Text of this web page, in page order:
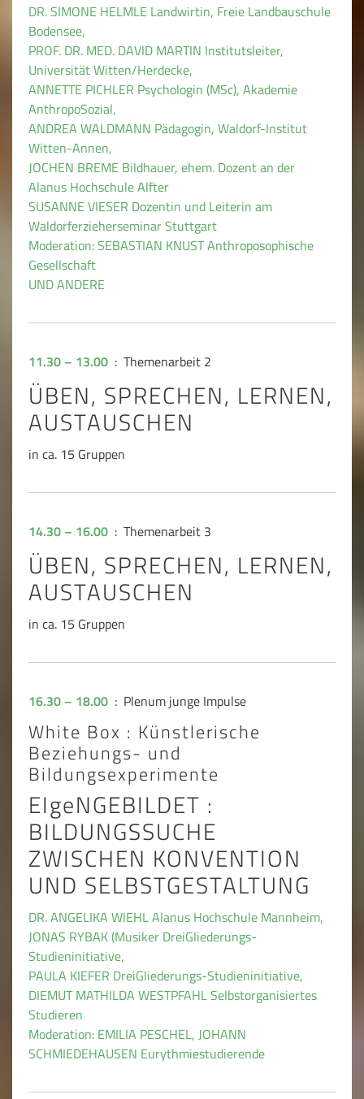
DR. SIMONE HELMLE Landwirtin, Freie Landbauschule
Bodensee,
PROF. DR. MED. DAVID MARTIN Institutsleiter,
Universität Witten/Herdecke,
ANNETTE PICHLER Psychologin (MSc), Akademie
AnthropoSozial,
ANDREA WALDMANN Pädagogin, Waldorf-Institut
Witten-Annen,
JOCHEN BREME Bildhauer, ehem. Dozent an der
Alanus Hochschule Alfter
SUSANNE VIESER Dozentin und Leiterin am
Waldorferzieherseminar Stuttgart
Moderation: SEBASTIAN KNUST Anthroposophische
Gesellschaft
UND ANDERE
11.30 – 13.00 : Themenarbeit 2
ÜBEN, SPRECHEN, LERNEN,
AUSTAUSCHEN
in ca. 15 Gruppen
14.30 – 16.00 : Themenarbeit 3
ÜBEN, SPRECHEN, LERNEN,
AUSTAUSCHEN
in ca. 15 Gruppen
16.30 – 18.00 : Plenum junge Impulse
White Box : Künstlerische
Beziehungs- und
Bildungsexperimente
EIgeNGEBILDET :
BILDUNGSSUCHE
ZWISCHEN KONVENTION
UND SELBSTGESTALTUNG
DR. ANGELIKA WIEHL Alanus Hochschule Mannheim,
JONAS RYBAK (Musiker DreiGliederungs-
Studieninitiative,
PAULA KIEFER DreiGliederungs-Studieninitiative,
DIEMUT MATHILDA WESTPFAHL Selbstorganisiertes
Studieren
Moderation: EMILIA PESCHEL, JOHANN
SCHMIEDEHAUSEN Eurythmiestudierende